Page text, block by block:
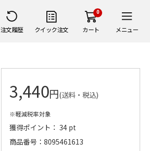
注文履歴 クイック注文
0
カート メニュー
3,440円(送料・税込)
※軽減税率対象
獲得ポイント： 34 pt
商品番号
8095461613